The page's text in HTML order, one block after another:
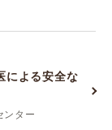
による安全な
ター